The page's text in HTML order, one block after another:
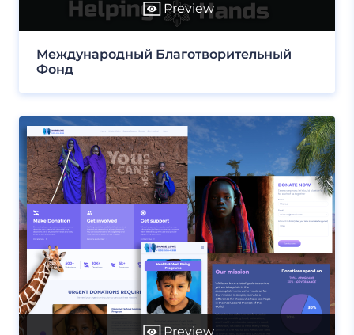
Preview
Международный Благотворительный
Фонд
Preview